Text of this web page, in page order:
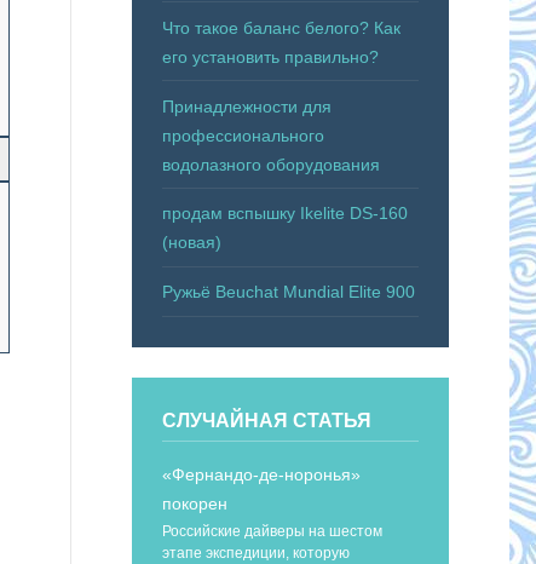
Что такое баланс белого? Как
его установить правильно?
Принадлежности для
профессионального
водолазного оборудования
продам вспышку Ikelite DS-160
(новая)
Ружьё Beuchat Mundial Elite 900
СЛУЧАЙНАЯ СТАТЬЯ
«Фернандо-де-норонья»
покорен
Российские дайверы на шестом
этапе экспедиции, которую